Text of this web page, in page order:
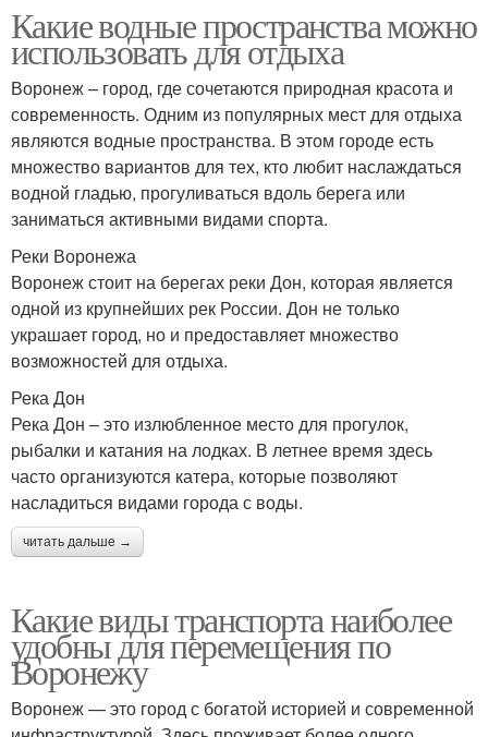
Какие водные пространства можно
использовать для отдыха
Воронеж – город, где сочетаются природная красота и
современность. Одним из популярных мест для отдыха
являются водные пространства. В этом городе есть
множество вариантов для тех, кто любит наслаждаться
водной гладью, прогуливаться вдоль берега или
заниматься активными видами спорта.
Реки Воронежа
Воронеж стоит на берегах реки Дон, которая является
одной из крупнейших рек России. Дон не только
украшает город, но и предоставляет множество
возможностей для отдыха.
Река Дон
Река Дон – это излюбленное место для прогулок,
рыбалки и катания на лодках. В летнее время здесь
часто организуются катера, которые позволяют
насладиться видами города с воды.
читать дальше →
Какие виды транспорта наиболее
удобны для перемещения по
Воронежу
Воронеж — это город с богатой историей и современной